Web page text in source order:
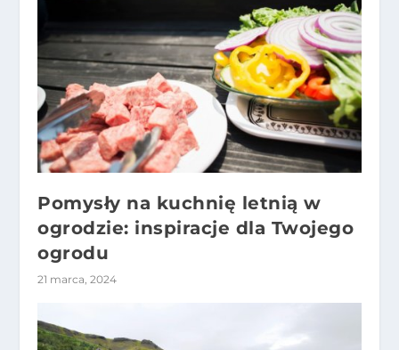
Pomysły na kuchnię letnią w
ogrodzie: inspiracje dla Twojego
ogrodu
21 marca, 2024